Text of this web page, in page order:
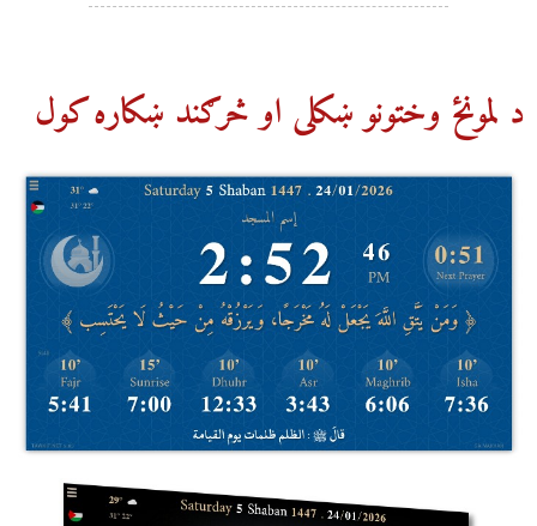
د لمونځ وختونو ښکلی او څرګند ښکاره کول